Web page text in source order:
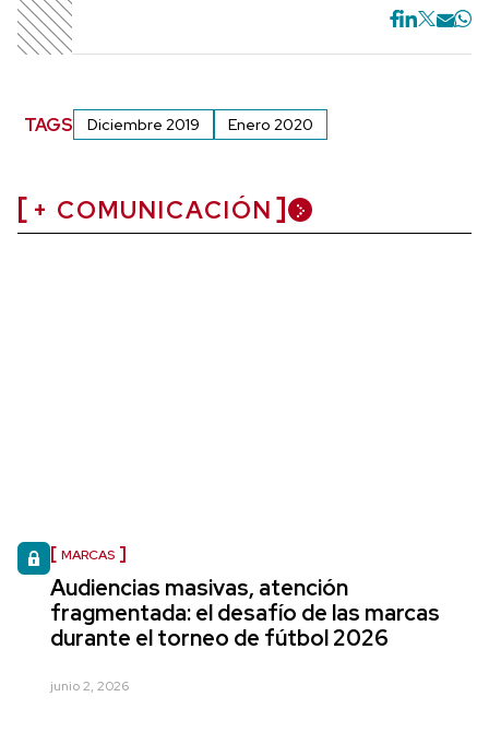
TAGS Diciembre 2019 Enero 2020
+ COMUNICACIÓN
MARCAS
Audiencias masivas, atención
fragmentada: el desafío de las marcas
durante el torneo de fútbol 2026
junio 2, 2026